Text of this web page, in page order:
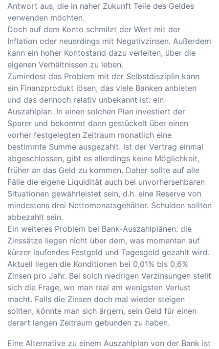
Antwort aus, die in naher Zukunft Teile des Geldes
verwenden möchten.
Doch auf dem Konto schmilzt der Wert mit der
Inflation oder neuerdings mit Negativzinsen. Außerdem
kann ein hoher Kontostand dazu verleiten, über die
eigenen Verhältnissen zu leben.
Zumindest das Problem mit der Selbstdisziplin kann
ein Finanzprodukt lösen, das viele Banken anbieten
und das dennoch relativ unbekannt ist: ein
Auszahlplan. In einen solchen Plan investiert der
Sparer und bekommt dann gestückelt über einen
vorher festgelegten Zeitraum monatlich eine
bestimmte Summe ausgezahlt. Ist der Vertrag einmal
abgeschlossen, gibt es allerdings keine Möglichkeit,
früher an das Geld zu kommen. Daher sollte auf alle
Fälle die eigene Liquidität auch bei unvorhersehbaren
Situationen gewährleistet sein, d.h. eine Reserve von
mindestens drei Nettomonatsgehälter. Schulden sollten
abbezahlt sein.
Ein weiteres Problem bei Bank-Auszahlplänen: die
Zinssätze liegen nicht über dem, was momentan auf
kürzer laufendes Festgeld und Tagesgeld gezahlt wird.
Aktuell liegen die Konditionen bei 0,01% bis 0,6%
Zinsen pro Jahr. Bei solch niedrigen Verzinsungen stellt
sich die Frage, wo man real am wenigsten Verlust
macht. Falls die Zinsen doch mal wieder steigen
sollten, könnte man sich ärgern, sein Geld für einen
derart langen Zeitraum gebunden zu haben.
Eine Alternative zu einem Auszahlplan von der Bank ist